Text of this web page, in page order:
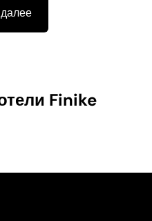
как торговый центр
Лимира, столица
путешествие с
в деревне Ариф,
Finike